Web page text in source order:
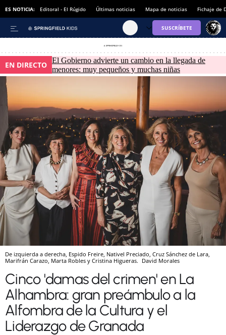
ES NOTICIA: Editoral - El Rúgido Últimas noticias Mapa de noticias Fichaje de
EN DIRECTO El Gobierno advierte un cambio en la llegada de
menores: muy pequeños y muchas niñas
De izquierda a derecha, Espido Freire, Nativel Preciado, Cruz Sánchez de Lara,
Marifrán Carazo, Marta Robles y Cristina Higueras. David Morales
Cinco 'damas del crimen' en La
Alhambra: gran preámbulo a la
Alfombra de la Cultura y el
Liderazgo de Granada